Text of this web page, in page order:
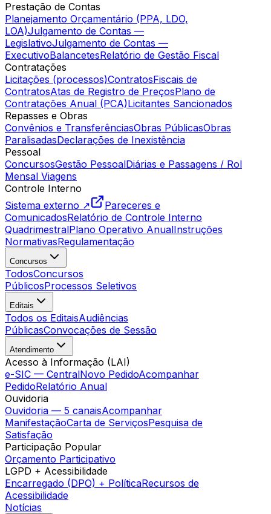
Prestação de Contas
Planejamento Orçamentário (PPA, LDO,
LOA)Julgamento de Contas —
LegislativoJulgamento de Contas —
ExecutivoBalancetesRelatório de Gestão Fiscal
Contratações
Licitações (processos)ContratosFiscais de
ContratosAtas de Registro de PreçosPlano de
Contratações Anual (PCA)Licitantes Sancionados
Repasses e Obras
Convênios e TransferênciasObras PúblicasObras
ParalisadasDeclarações de Inexistência
Pessoal
ConcursosGestão PessoalDiárias e Passagens / Rol
Mensal Viagens
Controle Interno
Sistema externo ↗
Pareceres e
ComunicadosRelatório de Controle Interno
QuadrimestralPlano Operativo AnualInstruções
NormativasRegulamentação
Concursos
TodosConcursos
PúblicosProcessos Seletivos
Editais
Todos os EditaisAudiências
PúblicasConvocações de Sessão
Atendimento
Acesso à Informação (LAI)
e-SIC — CentralNovo PedidoAcompanhar
PedidoRelatório Anual
Ouvidoria
Ouvidoria — 5 canaisAcompanhar
ManifestaçãoCarta de ServiçosPesquisa de
Satisfação
Participação Popular
Orçamento Participativo
LGPD + Acessibilidade
Encarregado (DPO) + PolíticaRecursos de
Acessibilidade
Notícias